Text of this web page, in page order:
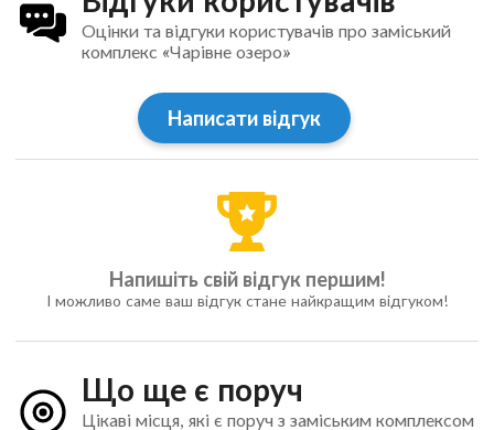
Оцінки та відгуки користувачів про заміський
комплекс «Чарівне озеро»
Написати відгук
Напишіть свій відгук першим!
І можливо саме ваш відгук стане найкращим відгуком!
Що ще є поруч
Цікаві місця, які є поруч з заміським комплексом